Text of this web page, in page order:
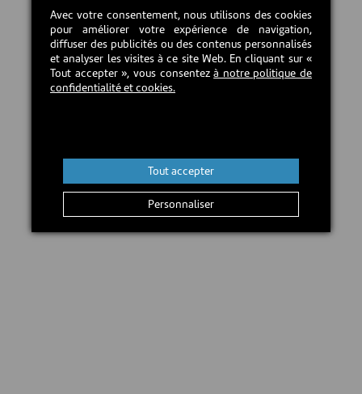
25,00 CAD$
En stock
Avec votre consentement, nous utilisons des cookies
pour améliorer votre expérience de navigation,
diffuser des publicités ou des contenus personnalisés
et analyser les visites à ce site Web. En cliquant sur «
Tout accepter », vous consentezà notre politique de
confidentialité et cookies.
Personnaliser
Tout accepter